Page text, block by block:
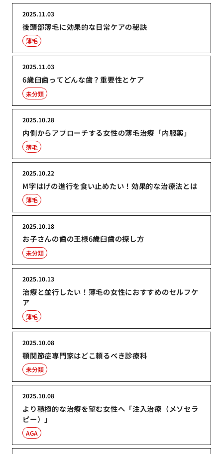
後頭部薄毛に効果的な日常ケアの秘訣
2025.11.03
薄毛
6歳臼歯ってどんな歯？重要性とケア
2025.11.03
未分類
内側からアプローチする女性の薄毛治療「内服薬」
2025.10.28
薄毛
M字はげの進行を食い止めたい！効果的な治療法とは
2025.10.22
薄毛
お子さんの歯の王様6歳臼歯の探し方
2025.10.18
未分類
治療と並行したい！薄毛の女性におすすめのセルフケ
ア
2025.10.13
薄毛
顎関節症専門家はどこ頼るべき診療科
2025.10.08
未分類
より積極的な治療を望む女性へ「注入治療（メソセラ
ピー）」
2025.10.08
AGA